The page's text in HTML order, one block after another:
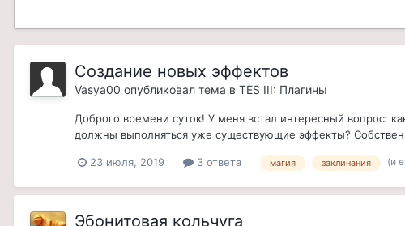
Создание новых эффектов
Vasya00 опубликовал тема в TES III: Плагины
Доброго времени суток! У меня встал интересный вопрос:
должны выполняться уже существующие эффекты?
23 июля, 2019 3 ответа магия заклинания (и
Эбонитовая кольчуга